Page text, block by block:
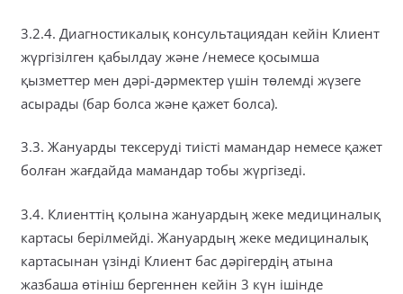
3.2.4. Диагностикалық консультациядан кейін Клиент
жүргізілген қабылдау және /немесе қосымша
қызметтер мен дәрі-дәрмектер үшін төлемді жүзеге
асырады (бар болса және қажет болса).
3.3. Жануарды тексеруді тиісті мамандар немесе қажет
болған жағдайда мамандар тобы жүргізеді.
3.4. Клиенттің қолына жануардың жеке медициналық
картасы берілмейді. Жануардың жеке медициналық
картасынан үзінді Клиент бас дәрігердің атына
жазбаша өтініш бергеннен кейін 3 күн ішінде